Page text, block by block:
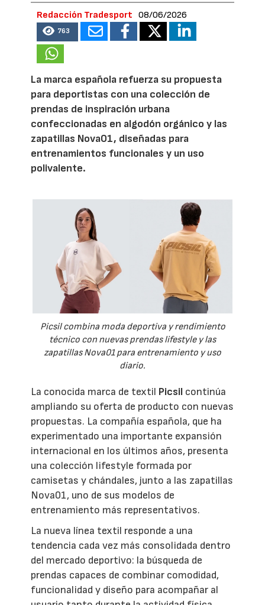
Redacción Tradesport 08/06/2026
763
La marca española refuerza su propuesta
para deportistas con una colección de
prendas de inspiración urbana
confeccionadas en algodón orgánico y las
zapatillas Nova01, diseñadas para
entrenamientos funcionales y un uso
polivalente.
Picsil combina moda deportiva y rendimiento
técnico con nuevas prendas lifestyle y las
zapatillas Nova01 para entrenamiento y uso
diario.
La conocida marca de textil Picsil continúa
ampliando su oferta de producto con nuevas
propuestas. La compañía española, que ha
experimentado una importante expansión
internacional en los últimos años, presenta
una colección lifestyle formada por
camisetas y chándales, junto a las zapatillas
Nova01, uno de sus modelos de
entrenamiento más representativos.
La nueva línea textil responde a una
tendencia cada vez más consolidada dentro
del mercado deportivo: la búsqueda de
prendas capaces de combinar comodidad,
funcionalidad y diseño para acompañar al